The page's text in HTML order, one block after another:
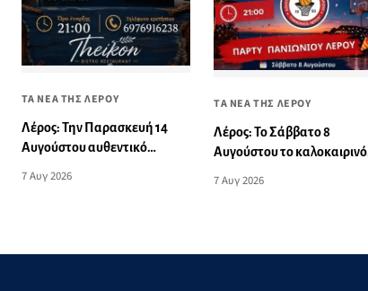
ΤΑ ΝΕΑ ΤΗΣ ΛΕΡΟΥ
Λέρος: Την Παρασκευή 14
Αυγούστου αυθεντικό
Bistro Restaurant!
7 Αυγ 2026
ΤΑ ΝΕΑ ΤΗΣ ΛΕΡΟΥ
Λέρος: Το Σάββατο 8
Αυγούστου το καλοκαιρινό
7 Αυγ 2026